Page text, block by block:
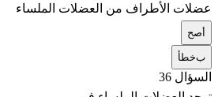
عضلات الأطراف من العضلات الملساء
صح
بخطأ
السؤال 36